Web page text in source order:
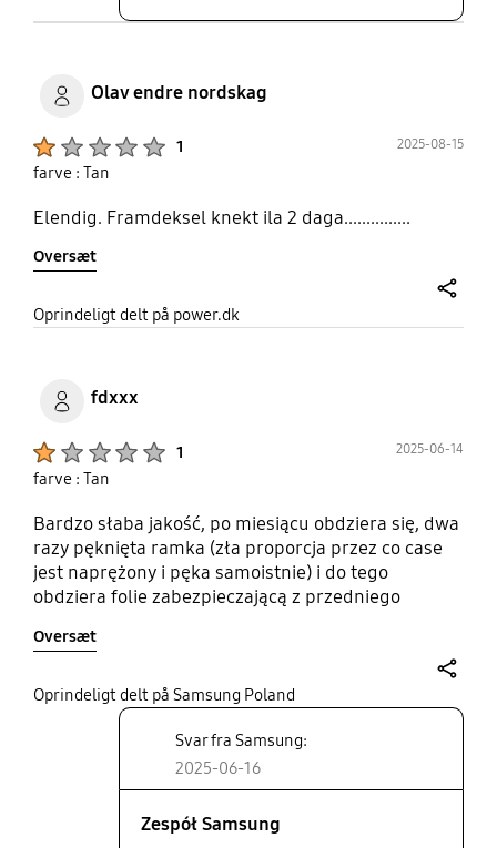
Olav endre nordskag
1 2025-08-15
farve : Tan
Elendig. Framdeksel knekt ila 2 daga...............
Oversæt
Oprindeligt delt på power.dk
fdxxx
1 2025-06-14
farve : Tan
Bardzo słaba jakość, po miesiącu obdziera się, dwa
razy pęknięta ramka (zła proporcja przez co case
jest naprężony i pęka samoistnie) i do tego
obdziera folie zabezpieczającą z przedniego
dla mnie, aż tak niedopracowany
Oversæt
Oprindeligt delt på Samsung Poland
Svar fra Samsung:
2025-06-16
Zespół Samsung